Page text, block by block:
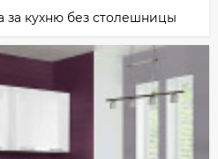
за кухню без столешницы